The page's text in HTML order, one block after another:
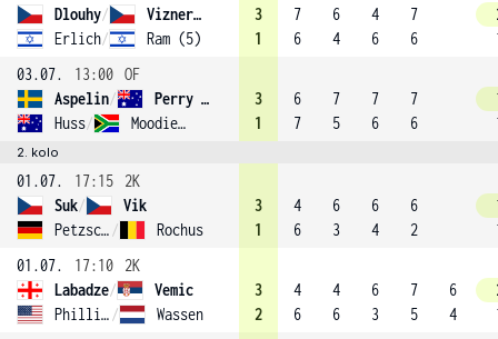
Dlouhy/
Vizner (11)
Erlich/ Ram (5)
3
1
7
6
6
4
4
6
7
6
03.07.
13:00 OF
Aspelin/
Perry (8)
Huss/ Moodie (9)
3
1
6
7
7
5
7
6
7
6
2. kolo
01.07. 17:15
2K
Suk/
Vik
Petzschner / Rochus
3
1
4
6
6
3
6
4
6
2
01.07.
17:10
2K
Labadze/
Vemic
Phillips / Wassen
3
2
4
6
4
6
6
3
7
5
6
4